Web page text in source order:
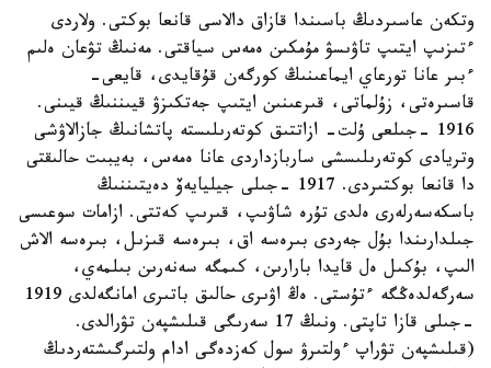
وتكەن عاسىردىڭ باسىندا قازاق دالاسى قانعا بوكتى. ولاردى
ءتىزىپ ايتىپ تاۋىسۋ مۇمكىن ەمەس سياقتى. مەنىڭ تۋعان ەلىم
ءبىر عانا تورعاي ايماعىنىڭ كورگەن قۇقايدى، قايعى-
قاسىرەتى، زۇلماتى، قىرعىنىن ايتىپ جەتكىزۋ قيىننىڭ قيىنى.
1916 -جىلعى ۇلت- ازاتتىق كوتەرىلىستە پاتشانىڭ جازالاۋشى
وتريادى كوتەرىلىسشى ساربازداردى عانا ەمەس، بەيبىت حالىقتى
دا قانعا بوكتىردى. 1917 -جىلى جيليايەۆ دەيتىننىڭ
باسكەسەرلەرى ەلدى تۇرە شاۋىپ، قىرىپ كەتتى. ازامات سوعىسى
جىلدارىندا بۇل جەردى بىرەسە اق، بىرەسە قىزىل، بىرەسە الاش
الىپ، بۇكىل ەل قايدا بارارىن، كىمگە سەنەرىن بىلمەي،
سەرگەلدەڭگە ءتۇستى. ەڭ اۋىرى حالىق باتىرى امانگەلدى 1919
-جىلى قازا تاپتى. ونىڭ 17 سەرىگى قىلىشپەن تۋرالدى.
(قىلىشپەن تۋراپ ءولتىرۋ سول كەزدەگى ادام ولتىرگىشتەردىڭ